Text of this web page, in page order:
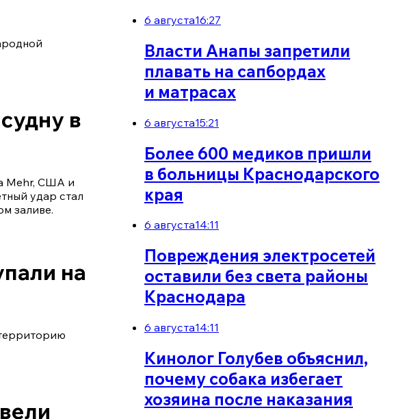
6 августа16:27
Власти Анапы запретили
плавать на сапбордах
и матрасах
6 августа15:21
Более 600 медиков пришли
в больницы Краснодарского
края
6 августа14:11
Повреждения электросетей
оставили без света районы
Краснодара
6 августа14:11
Кинолог Голубев объяснил,
почему собака избегает
хозяина после наказания
в
Mehr, США и
удар стал
заливе.
на